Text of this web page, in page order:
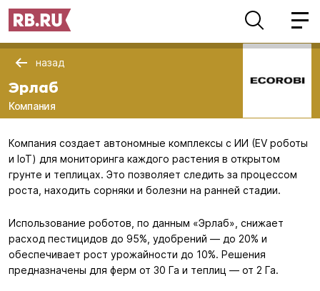
назад
Эрлаб
Компания
Компания создает автономные комплексы с ИИ (EV роботы
и IoT) для мониторинга каждого растения в открытом
грунте и теплицах. Это позволяет следить за процессом
роста, находить сорняки и болезни на ранней стадии.
Использование роботов, по данным «Эрлаб», снижает
расход пестицидов до 95%, удобрений — до 20% и
обеспечивает рост урожайности до 10%. Решения
предназначены для ферм от 30 Га и теплиц — от 2 Га.